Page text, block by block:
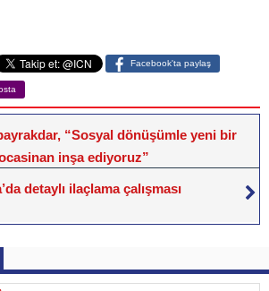
Facebook'ta paylaş
“Sosyal dönüşümle yeni bir
inşa ediyoruz”
detaylı ilaçlama çalışması